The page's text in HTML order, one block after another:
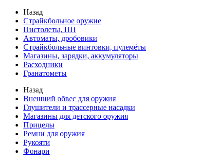
Назад
Страйкбольное оружие
Пистолеты, ПП
Автоматы, дробовики
Страйкбольные винтовки, пулемёты
Магазины, зарядки, аккумуляторы
Расходники
Гранатометы
Назад
Внешний обвес для оружия
Глушители и трассерные насадки
Магазины для детского оружия
Прицелы
Ремни для оружия
Рукояти
Фонари